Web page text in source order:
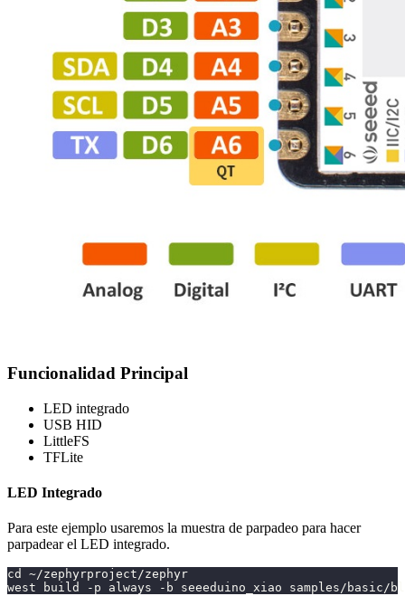
Funcionalidad Principal
LED integrado
USB HID
LittleFS
TFLite
LED Integrado
Para este ejemplo usaremos la muestra de parpadeo para hacer
parpadear el LED integrado.
cd ~/zephyrproject/zephyr
west build -p always -b seeeduino_xiao samples/basic/